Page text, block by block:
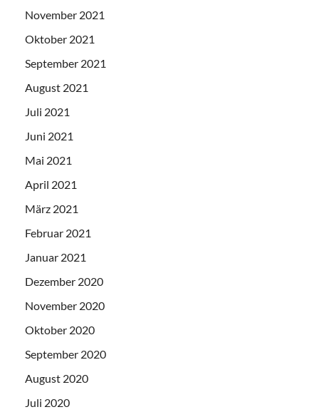
November 2021
Oktober 2021
September 2021
August 2021
Juli 2021
Juni 2021
Mai 2021
April 2021
März 2021
Februar 2021
Januar 2021
Dezember 2020
November 2020
Oktober 2020
September 2020
August 2020
Juli 2020